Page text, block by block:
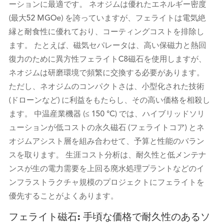
ーションに最適です。 ネオジムは優れたエネルギー密度
(最大52 MGOe) を誇っていますが、フェライトは電気絶
縁と耐食性に優れており、コーティングコストを排除し
ます。 たとえば、磁気セパレータは、高い保磁力と熱回
復力のために異方性フェライトC8磁石を使用しますが、
ネオジムは研磨環境で頻繁に交換する必要があります。
ただし、ネオジムのコンパクトさは、小型化された技術
(ドローンなど) に利益をもたらし、その高い価格を相殺し
ます。 中温産業機器 (≤ 150 °C) では、ハイブリッドソリ
ューションが低コストの永久磁石 (フェライトコア) とネ
オジムアシスト層を組み合わせて、予算と性能のバラン
スを取ります。 生涯コスト分析は、耐久性と低メンテナ
ンスが生の電力需要を上回る廃水処理プラントなどのイ
ンフラストラクチャ規模のプロジェクトにフェライトを
優先することがよくあります。
フェライト磁石: 手頃な価格で耐久性のあるソ